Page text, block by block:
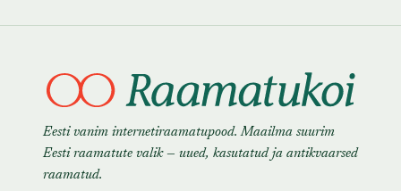
Eesti vanim internetiraamatupood. Maailma suurim
Eesti raamatute valik — uued, kasutatud ja antikvaarsed
raamatud.